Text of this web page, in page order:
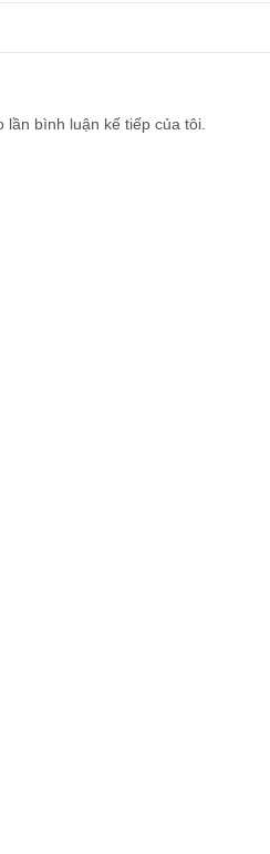
lần bình luận kế tiếp của tôi.